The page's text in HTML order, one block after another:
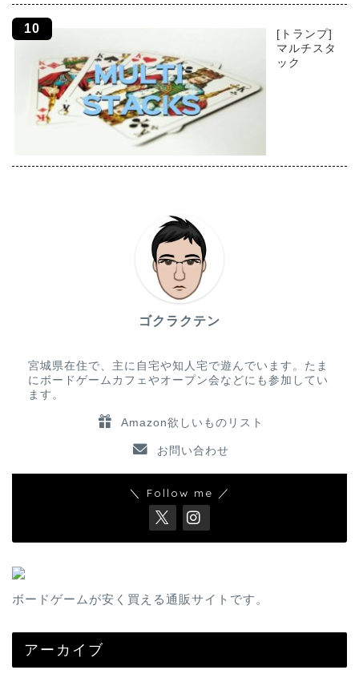
[トランプ]
マルチスタ
ック
ゴクラクテン
宮城県在住で、主に自宅や知人宅で遊んでいます。たま
にボードゲームカフェやオープン会などにも参加してい
ます。
Amazon欲しいものリスト
お問い合わせ
＼ Follow me ／
ボードゲームが安く買える通販サイトです。
アーカイブ